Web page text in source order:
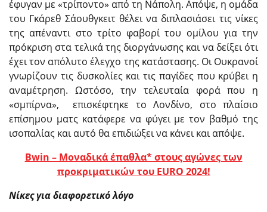
έφυγαν με «τρίποντο» από τη Νάπολη. Απόψε, η ομάδα
του Γκάρεθ Σάουθγκειτ θέλει να διπλασιάσει τις νίκες
της απέναντι στο τρίτο φαβορί του ομίλου για την
πρόκριση στα τελικά της διοργάνωσης και να δείξει ότι
έχει τον απόλυτο έλεγχο της κατάστασης. Οι Ουκρανοί
γνωρίζουν τις δυσκολίες και τις παγίδες που κρύβει η
αναμέτρηση. Ωστόσο, την τελευταία φορά που η
«σμπίρνα», επισκέφτηκε το Λονδίνο, στο πλαίσιο
επίσημου ματς κατάφερε να φύγει με τον βαθμό της
ισοπαλίας και αυτό θα επιδιώξει να κάνει και απόψε.
Bwin – Mοναδικά έπαθλα* στους αγώνες των
προκριματικών του EURO 2024!
Νίκες για διαφορετικό λόγο